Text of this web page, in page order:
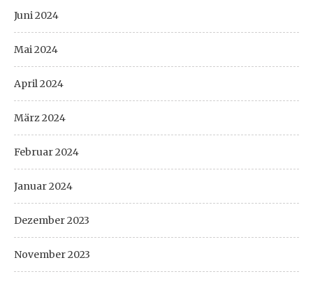
Juni 2024
Mai 2024
April 2024
März 2024
Februar 2024
Januar 2024
Dezember 2023
November 2023